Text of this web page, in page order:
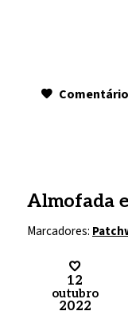
Almofada
Marcadores:
12
outubro
2022